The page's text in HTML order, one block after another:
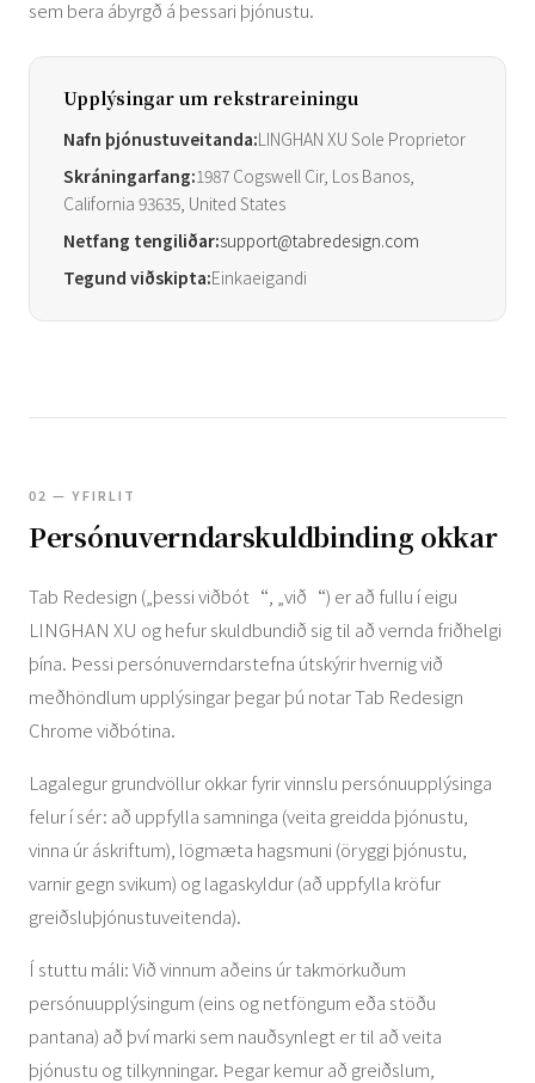
sem bera ábyrgð á þessari þjónustu.
Upplýsingar um rekstrareiningu
Nafn þjónustuveitanda:LINGHAN XU Sole Proprietor
Skráningarfang:1987 Cogswell Cir, Los Banos,
California 93635, United States
Netfang tengiliðar:support@tabredesign.com
Tegund viðskipta:Einkaeigandi
02 — YFIRLIT
Persónuverndarskuldbinding okkar
Tab Redesign („þessi viðbót“, „við“) er að fullu í eigu
LINGHAN XU og hefur skuldbundið sig til að vernda friðhelgi
þína. Þessi persónuverndarstefna útskýrir hvernig við
meðhöndlum upplýsingar þegar þú notar Tab Redesign
Chrome viðbótina.
Lagalegur grundvöllur okkar fyrir vinnslu persónuupplýsinga
felur í sér: að uppfylla samninga (veita greidda þjónustu,
vinna úr áskriftum), lögmæta hagsmuni (öryggi þjónustu,
varnir gegn svikum) og lagaskyldur (að uppfylla kröfur
greiðsluþjónustuveitenda).
Í stuttu máli: Við vinnum aðeins úr takmörkuðum
persónuupplýsingum (eins og netföngum eða stöðu
pantana) að því marki sem nauðsynlegt er til að veita
þjónustu og tilkynningar. Þegar kemur að greiðslum,